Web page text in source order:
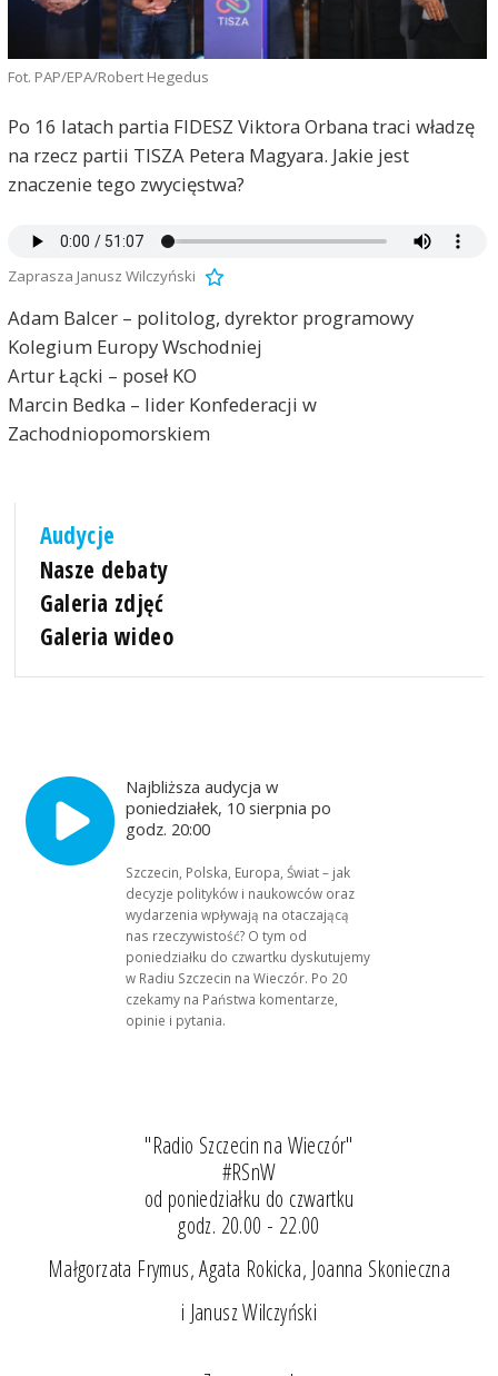
Fot. PAP/EPA/Robert Hegedus
Po 16 latach partia FIDESZ Viktora Orbana traci władzę
na rzecz partii TISZA Petera Magyara. Jakie jest
znaczenie tego zwycięstwa?
Zaprasza Janusz Wilczyński
Adam Balcer – politolog, dyrektor programowy
Kolegium Europy Wschodniej
Artur Łącki – poseł KO
Marcin Bedka – lider Konfederacji w
Zachodniopomorskiem
Audycje
Nasze debaty
Galeria zdjęć
Galeria wideo
Najbliższa audycja w
poniedziałek, 10 sierpnia po
godz. 20:00
Szczecin, Polska, Europa, Świat – jak
decyzje polityków i naukowców oraz
wydarzenia wpływają na otaczającą
nas rzeczywistość? O tym od
poniedziałku do czwartku dyskutujemy
w Radiu Szczecin na Wieczór. Po 20
czekamy na Państwa komentarze,
opinie i pytania.
"Radio Szczecin na Wieczór"
#RSnW
od poniedziałku do czwartku
godz. 20.00 - 22.00
Małgorzata Frymus, Agata Rokicka, Joanna Skonieczna
i Janusz Wilczyński